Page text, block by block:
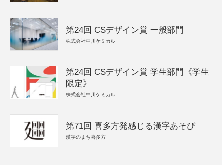
第24回 CSデザイン賞 一般部門
株式会社中川ケミカル
第24回 CSデザイン賞 学生部門《学生
限定》
株式会社中川ケミカル
第71回 喜多方発感じる漢字あそび
漢字のまち喜多方